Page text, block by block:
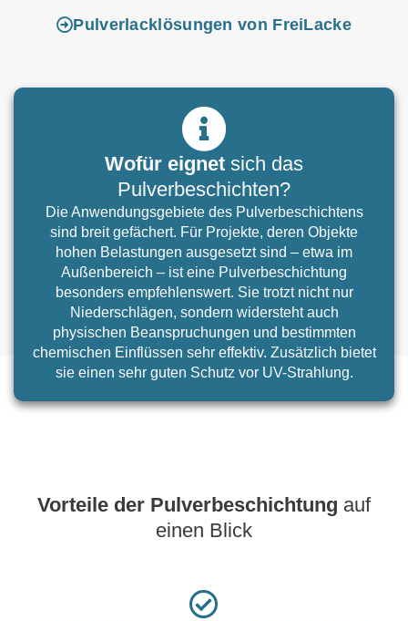
Pulverlacklösungen von FreiLacke
Wofür eignet sich das
Pulverbeschichten?
Die Anwendungsgebiete des Pulverbeschichtens
sind breit gefächert. Für Projekte, deren Objekte
hohen Belastungen ausgesetzt sind – etwa im
Außenbereich – ist eine Pulverbeschichtung
besonders empfehlenswert. Sie trotzt nicht nur
Niederschlägen, sondern widersteht auch
physischen Beanspruchungen und bestimmten
chemischen Einflüssen sehr effektiv. Zusätzlich bietet
sie einen sehr guten Schutz vor UV-Strahlung.
Vorteile der Pulverbeschichtung auf
einen Blick